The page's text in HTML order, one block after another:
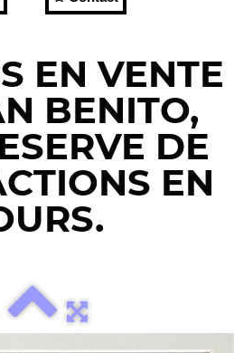
EN VENTE
BENITO,
DE
EN